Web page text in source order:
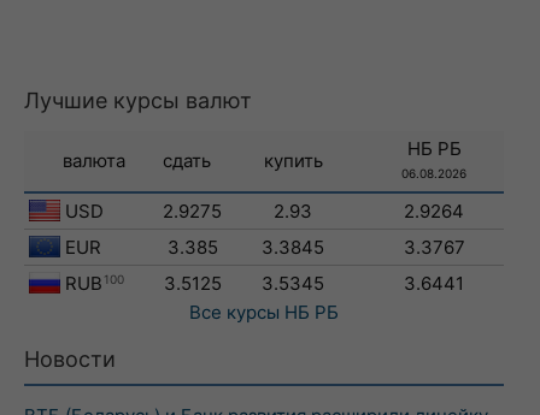
Лучшие курсы валют
валюта сдать купить
НБ РБ
06.08.2026
USD 2.9275 2.93
2.9264
EUR
3.385 3.3845
3.3767
RUB 100 3.5125 3.5345
3.6441
Все курсы НБ РБ
Новости